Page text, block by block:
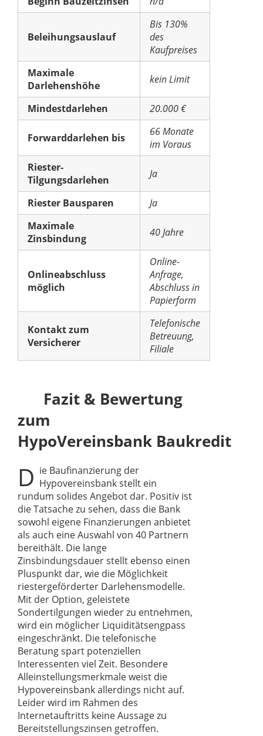
Beleihungsauslauf
Bis 130%
des
Kaufpreises
Maximale
Darlehenshöhe
kein Limit
Mindestdarlehen 20.000 €
Forwarddarlehen bis
66 Monate
im Voraus
Riester-
Tilgungsdarlehen
Ja
Riester Bausparen
Ja
Maximale
Zinsbindung
40 Jahre
Onlineabschluss
möglich
Online-
Anfrage,
Abschluss in
Papierform
Kontakt zum
Versicherer
Telefonische
Betreuung,
Filiale
Fazit & Bewertung
zum
HypoVereinsbank Baukredit
D ie Baufinanzierung der
Hypovereinsbank stellt ein
rundum solides Angebot dar. Positiv ist
die Tatsache zu sehen, dass die Bank
sowohl eigene Finanzierungen anbietet
als auch eine Auswahl von 40 Partnern
bereithält. Die lange
Zinsbindungsdauer stellt ebenso einen
Pluspunkt dar, wie die Möglichkeit
riestergeförderter Darlehensmodelle.
Mit der Option, geleistete
Sondertilgungen wieder zu entnehmen,
wird ein möglicher Liquiditätsengpass
eingeschränkt. Die telefonische
Beratung spart potenziellen
Interessenten viel Zeit. Besondere
Alleinstellungsmerkmale weist die
Hypovereinsbank allerdings nicht auf.
Leider wird im Rahmen des
Internetauftritts keine Aussage zu
Bereitstellungszinsen getroffen.